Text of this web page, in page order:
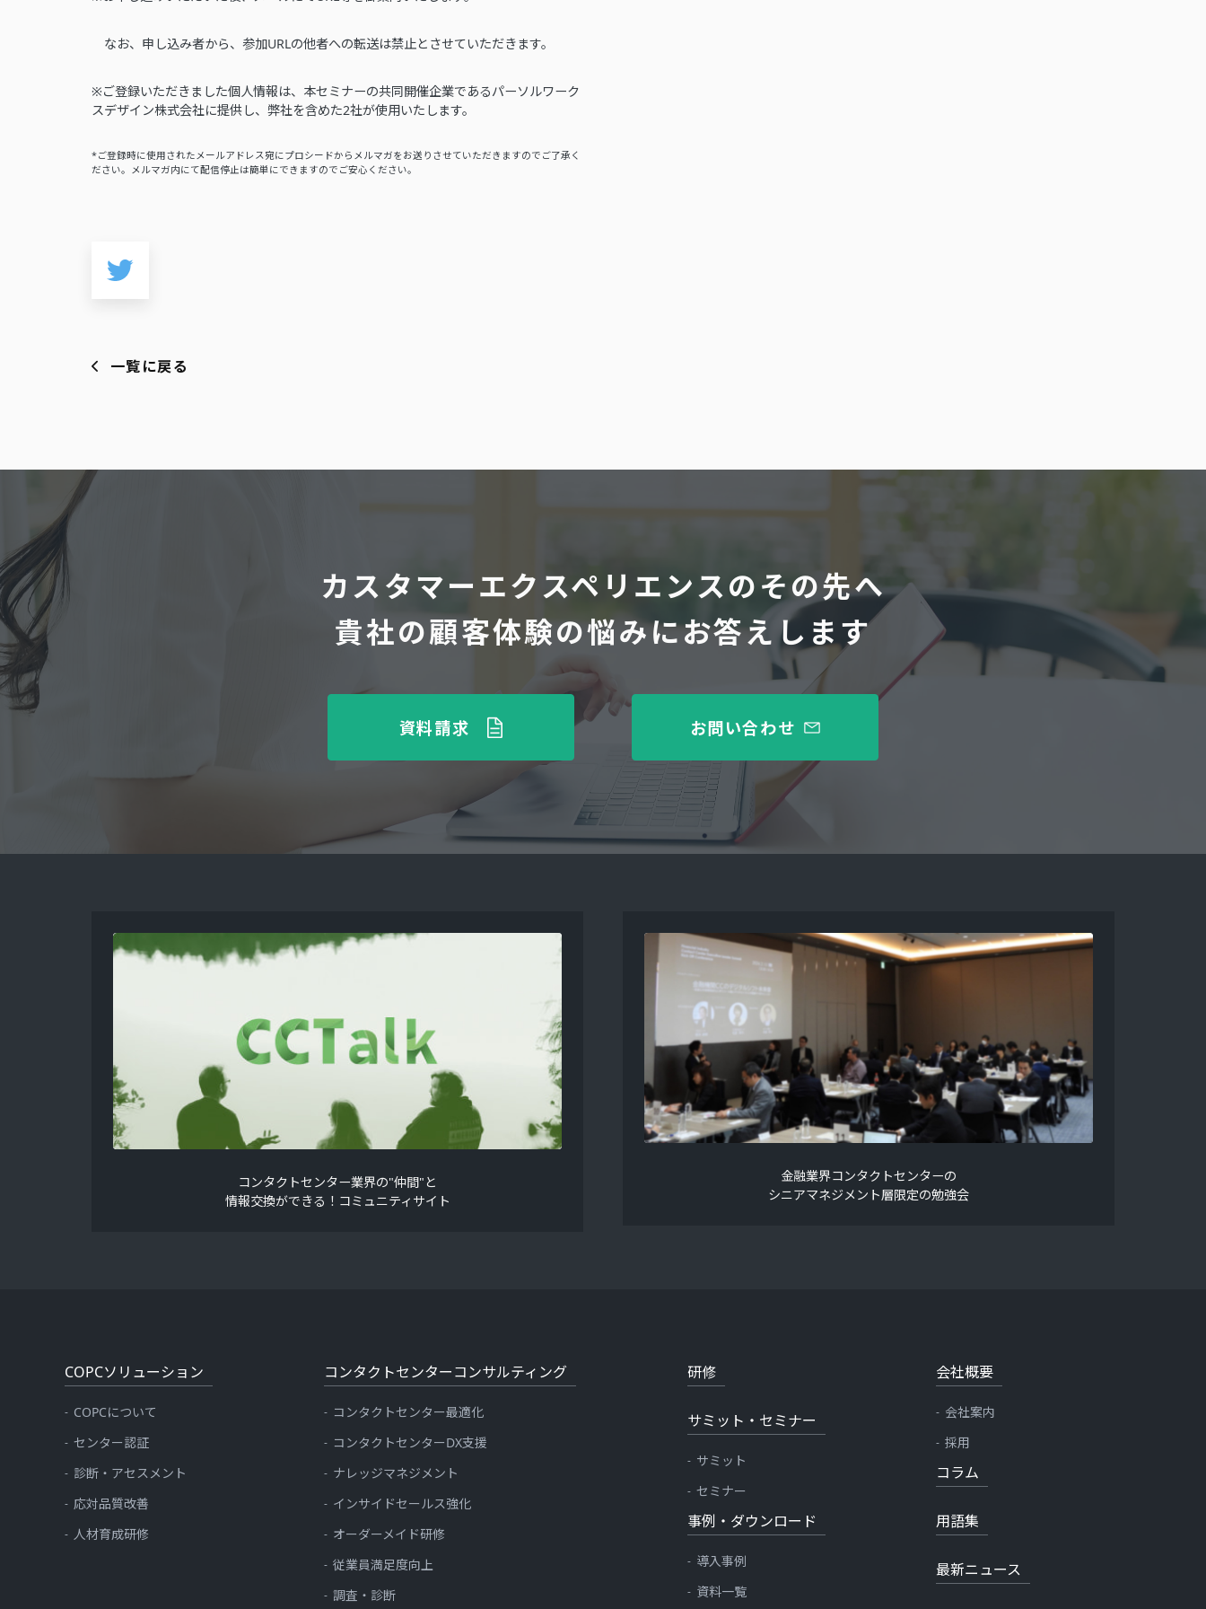
なお、申し込み者から、参加URLの他者への転送は禁止とさせていただきます。
※ご登録いただきました個人情報は、本セミナーの共同開催企業であるパーソルワーク
スデザイン株式会社に提供し、弊社を含めた2社が使用いたします。
*ご登録時に使用されたメールアドレス宛にプロシードからメルマガをお送りさせていただきますのでご了承く
ださい。メルマガ内にて配信停止は簡単にできますのでご安心ください。
一覧に戻る
カスタマーエクスペリエンスのその先へ
貴社の顧客体験の悩みにお答えします
資料請求 お問い合わせ
コンタクトセンター業界の"仲間"と
情報交換ができる！コミュニティサイト
金融業界コンタクトセンターの
シニアマネジメント層限定の勉強会
COPCソリューション
COPCについて
センター認証
診断・アセスメント
応対品質改善
人材育成研修
コンタクトセンターコンサルティング
コンタクトセンター最適化
コンタクトセンターDX支援
ナレッジマネジメント
インサイドセールス強化
オーダーメイド研修
従業員満足度向上
調査・診断
研修
サミット・セミナー
サミット
セミナー
事例・ダウンロード
導入事例
資料一覧
会社概要
会社案内
採用
コラム
用語集
最新ニュース